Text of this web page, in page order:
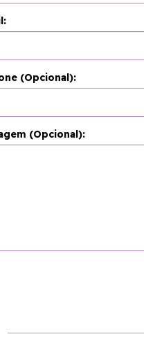
(Opcional):
(Opcional):